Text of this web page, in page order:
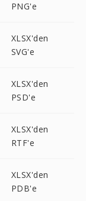
PNG'e
XLSX'den
SVG'e
XLSX'den
PSD'e
XLSX'den
RTF'e
XLSX'den
PDB'e